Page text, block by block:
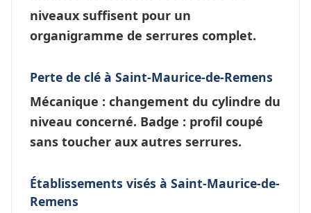
niveaux suffisent pour un
organigramme de serrures complet.
Perte de clé à Saint-Maurice-de-Remens
Mécanique : changement du cylindre du
niveau concerné. Badge : profil coupé
sans toucher aux autres serrures.
Établissements visés à Saint-Maurice-de-
Remens